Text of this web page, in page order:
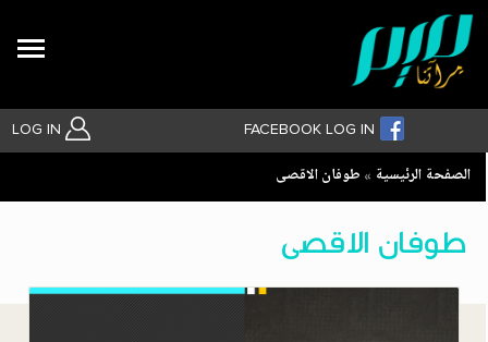
LOG IN FACEBOOK LOG IN
Breadcrumb
الصفحة الرئيسية طوفان الاقصى
طوفان الاقصى